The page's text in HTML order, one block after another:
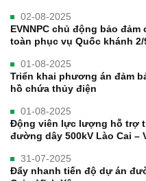
02-08-2025
EVNNPC chủ động bảo
toàn phục vụ Quốc khánh 2/
01-08-2025
Triển khai phương án đảm
hồ chứa thủy điện
01-08-2025
Động viên lực lượng hỗ trợ
đường dây 500kV Lào Cai –
31-07-2025
Đẩy nhanh tiến độ dự án